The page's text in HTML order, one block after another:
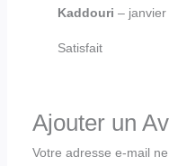
Kaddouri –
Satisfait
Ajouter un
Votre adresse e-mail